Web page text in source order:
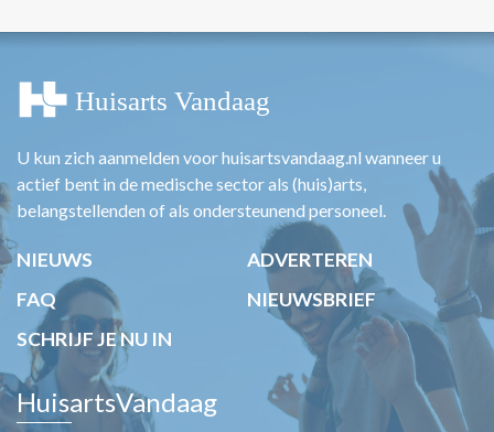
U kun zich aanmelden voor huisartsvandaag.nl wanneer u
actief bent in de medische sector als (huis)arts,
belangstellenden of als ondersteunend personeel.
NIEUWS
ADVERTEREN
FAQ
NIEUWSBRIEF
SCHRIJF JE NU IN
HuisartsVandaag